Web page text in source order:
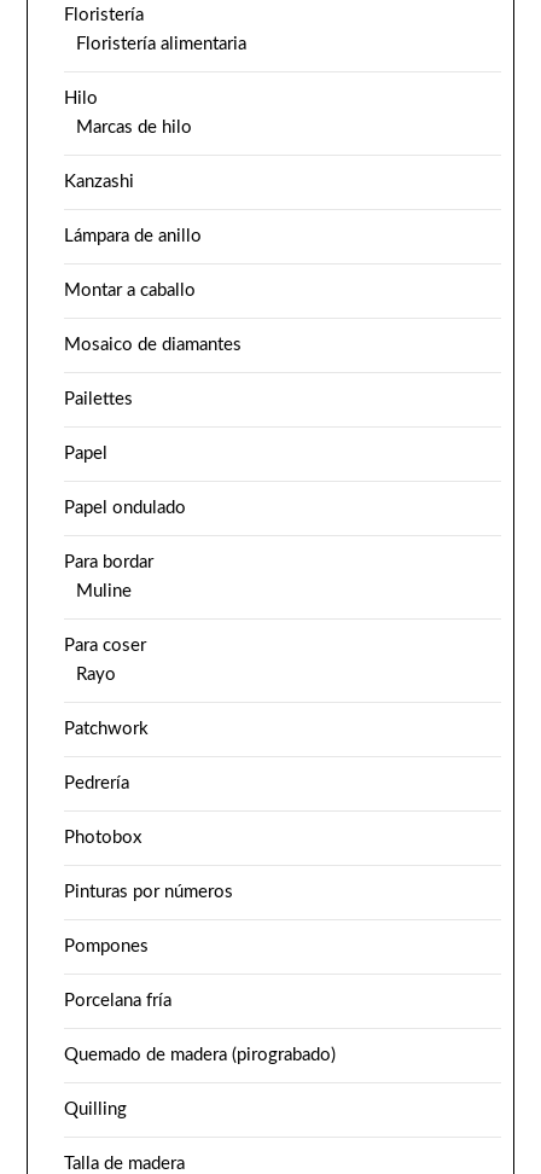
Floristería
Floristería alimentaria
Hilo
Marcas de hilo
Kanzashi
Lámpara de anillo
Montar a caballo
Mosaico de diamantes
Pailettes
Papel
Papel ondulado
Para bordar
Muline
Para coser
Rayo
Patchwork
Pedrería
Photobox
Pinturas por números
Pompones
Porcelana fría
Quemado de madera (pirograbado)
Quilling
Talla de madera